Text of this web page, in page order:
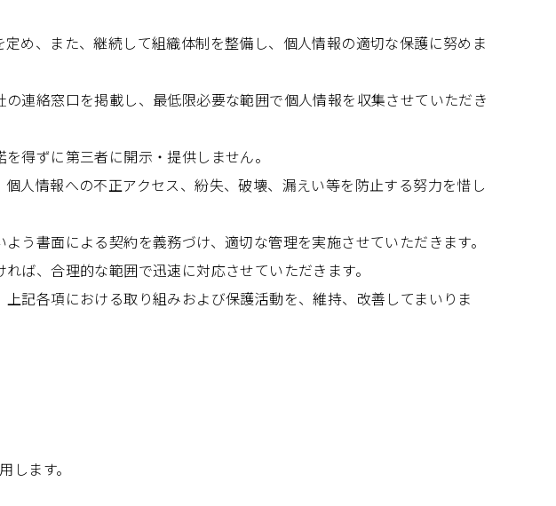
め、また、継続して組織体制を整備し、個人情報の適切な保護に努めま
連絡窓口を掲載し、最低限必要な範囲で個人情報を収集させていただき
得ずに第三者に開示・提供しません。
人情報への不正アクセス、紛失、破壊、漏えい等を防止する努力を惜し
う書面による契約を義務づけ、適切な管理を実施させていただきます。
ば、合理的な範囲で迅速に対応させていただきます。
記各項における取り組みおよび保護活動を、維持、改善してまいりま
ます。